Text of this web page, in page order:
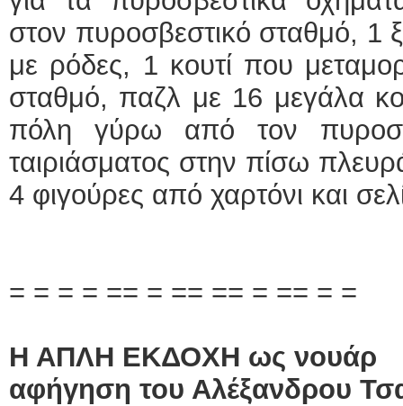
στον πυροσβεστικό σταθμό, 1
με ρόδες, 1 κουτί που
σταθμό, παζλ με 16 μεγάλα
πόλη γύρω από τον
ταιριάσματος στην πίσω
4 φιγούρες από χαρτόνι και
= = = = == = == == = == = =
Η ΑΠΛΗ ΕΚΔΟΧΗ ως νουάρ
αφήγηση του Αλέξανδρου